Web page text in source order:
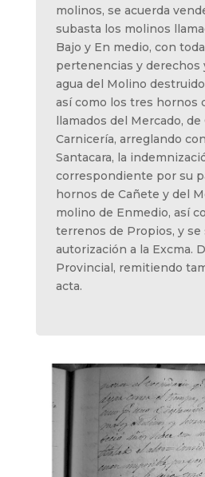
molinos, se acuerda
subasta los molinos
Bajo y En medio, con
pertenencias y derechos
agua del Molino
así como los tres hornos
llamados del Mercado, de
Carnicería, arreglando
Santacara, la
correspondiente por su
hornos de Cañete y del
molino de Enmedio, así
terrenos de Propios, y se
autorización a la Excma.
Provincial, remitiendo
acta.